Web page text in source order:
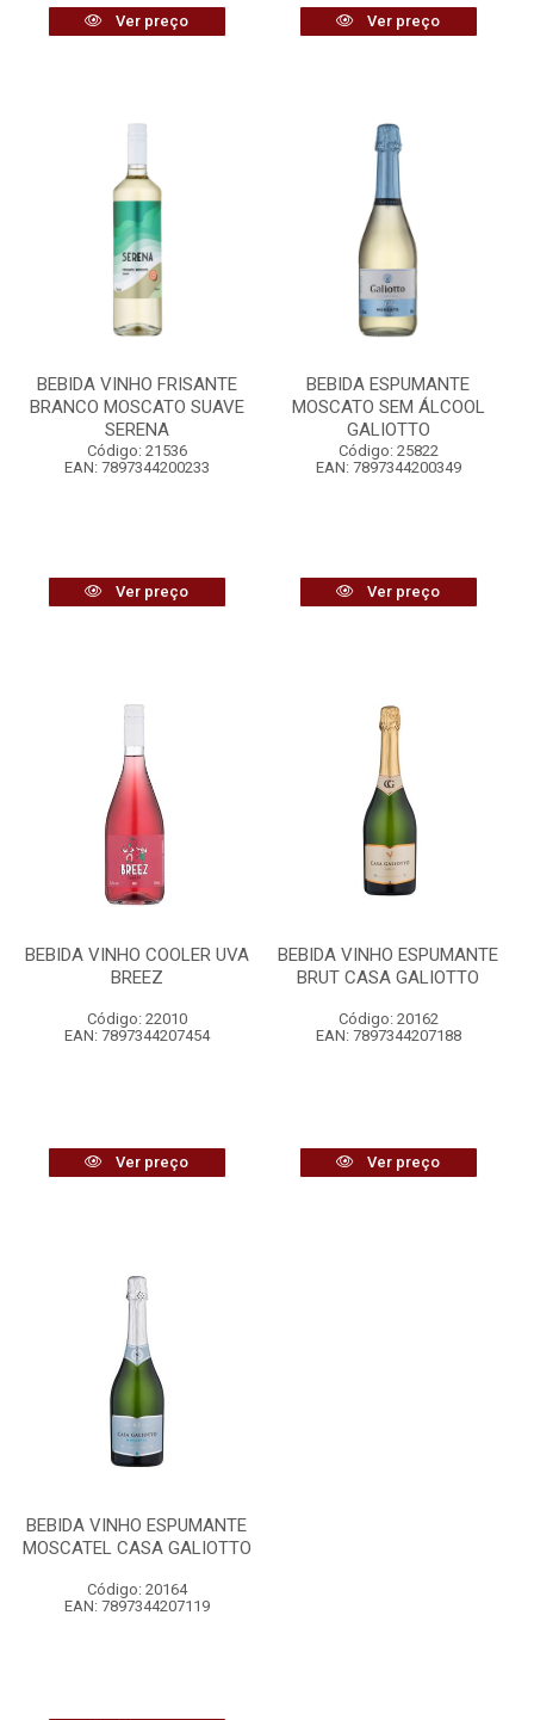
Ver preço Ver preço
BEBIDA VINHO FRISANTE
BRANCO MOSCATO SUAVE
SERENA
Código: 21536
EAN: 7897344200233
Ver preço
BEBIDA ESPUMANTE
MOSCATO SEM ÁLCOOL
GALIOTTO
Código: 25822
EAN: 7897344200349
Ver preço
BEBIDA VINHO COOLER UVA
BREEZ
Código: 22010
EAN: 7897344207454
Ver preço
BEBIDA VINHO ESPUMANTE
BRUT CASA GALIOTTO
Código: 20162
EAN: 7897344207188
Ver preço
BEBIDA VINHO ESPUMANTE
MOSCATEL CASA GALIOTTO
Código: 20164
EAN: 7897344207119